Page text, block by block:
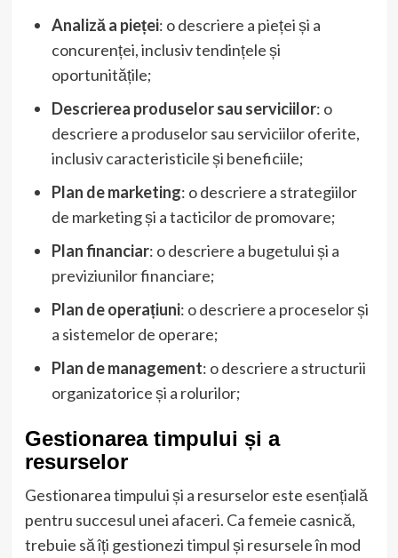
Analiză a pieței: o descriere a pieței și a
concurenței, inclusiv tendințele și
oportunitățile;
Descrierea produselor sau serviciilor: o
descriere a produselor sau serviciilor oferite,
inclusiv caracteristicile și beneficiile;
Plan de marketing: o descriere a strategiilor
de marketing și a tacticilor de promovare;
Plan financiar: o descriere a bugetului și a
previziunilor financiare;
Plan de operațiuni: o descriere a proceselor și
a sistemelor de operare;
Plan de management: o descriere a structurii
organizatorice și a rolurilor;
Gestionarea timpului și a
resurselor
Gestionarea timpului și a resurselor este esențială
pentru succesul unei afaceri. Ca femeie casnică,
trebuie să îți gestionezi timpul și resursele în mod